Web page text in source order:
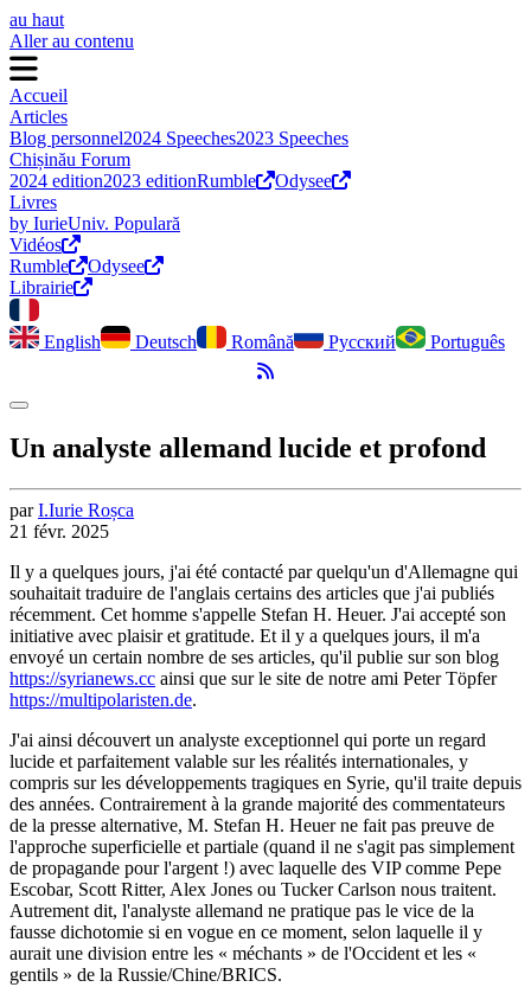
au haut
Aller au contenu
Accueil
Articles
Blog personnel2024 Speeches2023 Speeches
Chișinău Forum
2024 edition2023 editionRumble
Odysee
Livres
by IurieUniv. Populară
Vidéos
Rumble
Odysee
Librairie
English Deutsch Română Русский
Português
Flux RSS
Activer le mode sombre
Un analyste allemand lucide et profond
parI.Iurie Roșca
21 févr. 2025
Il y a quelques jours, j'ai été contacté par quelqu'un d'Allemagne qui
souhaitait traduire de l'anglais certains des articles que j'ai publiés
récemment. Cet homme s'appelle Stefan H. Heuer. J'ai accepté son
initiative avec plaisir et gratitude. Et il y a quelques jours, il m'a
envoyé un certain nombre de ses articles, qu'il publie sur son blog
https://syrianews.cc ainsi que sur le site de notre ami Peter Töpfer
https://multipolaristen.de.
J'ai ainsi découvert un analyste exceptionnel qui porte un regard
lucide et parfaitement valable sur les réalités internationales, y
compris sur les développements tragiques en Syrie, qu'il traite depuis
des années. Contrairement à la grande majorité des commentateurs
de la presse alternative, M. Stefan H. Heuer ne fait pas preuve de
l'approche superficielle et partiale (quand il ne s'agit pas simplement
de propagande pour l'argent !) avec laquelle des VIP comme Pepe
Escobar, Scott Ritter, Alex Jones ou Tucker Carlson nous traitent.
Autrement dit, l'analyste allemand ne pratique pas le vice de la
fausse dichotomie si en vogue en ce moment, selon laquelle il y
aurait une division entre les « méchants » de l'Occident et les «
gentils » de la Russie/Chine/BRICS.